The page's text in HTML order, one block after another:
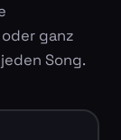
ganz
Song.